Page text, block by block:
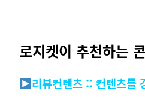
로지켓이 추천하는
리뷰컨텐츠 :: 컨텐츠를